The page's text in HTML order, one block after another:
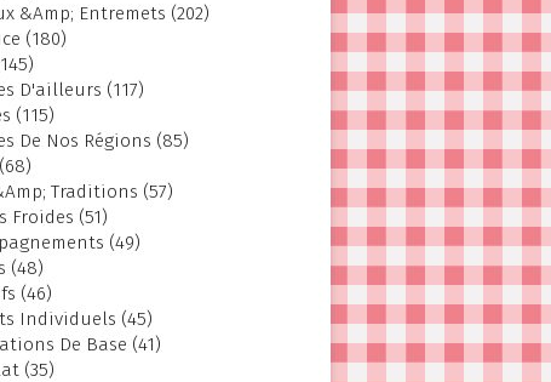
&Amp; Entremets (202)
(180)
D'ailleurs (117)
(115)
De Nos Régions (85)
Traditions (57)
Froides (51)
(49)
(48)
(46)
Individuels (45)
De Base (41)
(35)